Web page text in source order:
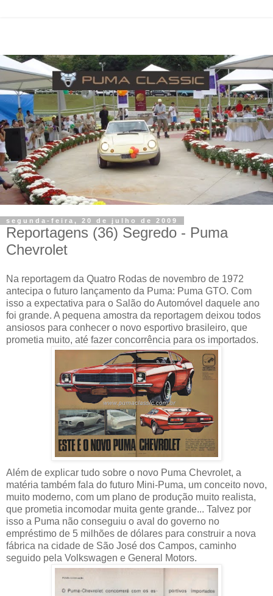
segunda-feira, 20 de julho de 2009
Reportagens (36) Segredo - Puma
Chevrolet
Na reportagem da Quatro Rodas de novembro de 1972
antecipa o futuro lançamento da Puma: Puma GTO. Com
isso a expectativa para o Salão do Automóvel daquele ano
foi grande. A pequena amostra da reportagem deixou todos
ansiosos para conhecer o novo esportivo brasileiro, que
prometia muito, até fazer concorrência para os importados.
Além de explicar tudo sobre o novo Puma Chevrolet, a
matéria também fala do futuro Mini-Puma, um conceito novo,
muito moderno, com um plano de produção muito realista,
que prometia incomodar muita gente grande... Talvez por
isso a Puma não conseguiu o aval do governo no
empréstimo de 5 milhões de dólares para construir a nova
fábrica na cidade de São José dos Campos, caminho
seguido pela Volkswagen e General Motors.